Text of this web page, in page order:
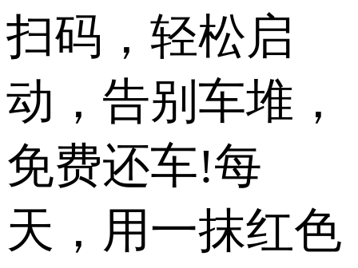
扫码，轻松启
动，告别车堆，
免费还车!每
天，用一抹红色